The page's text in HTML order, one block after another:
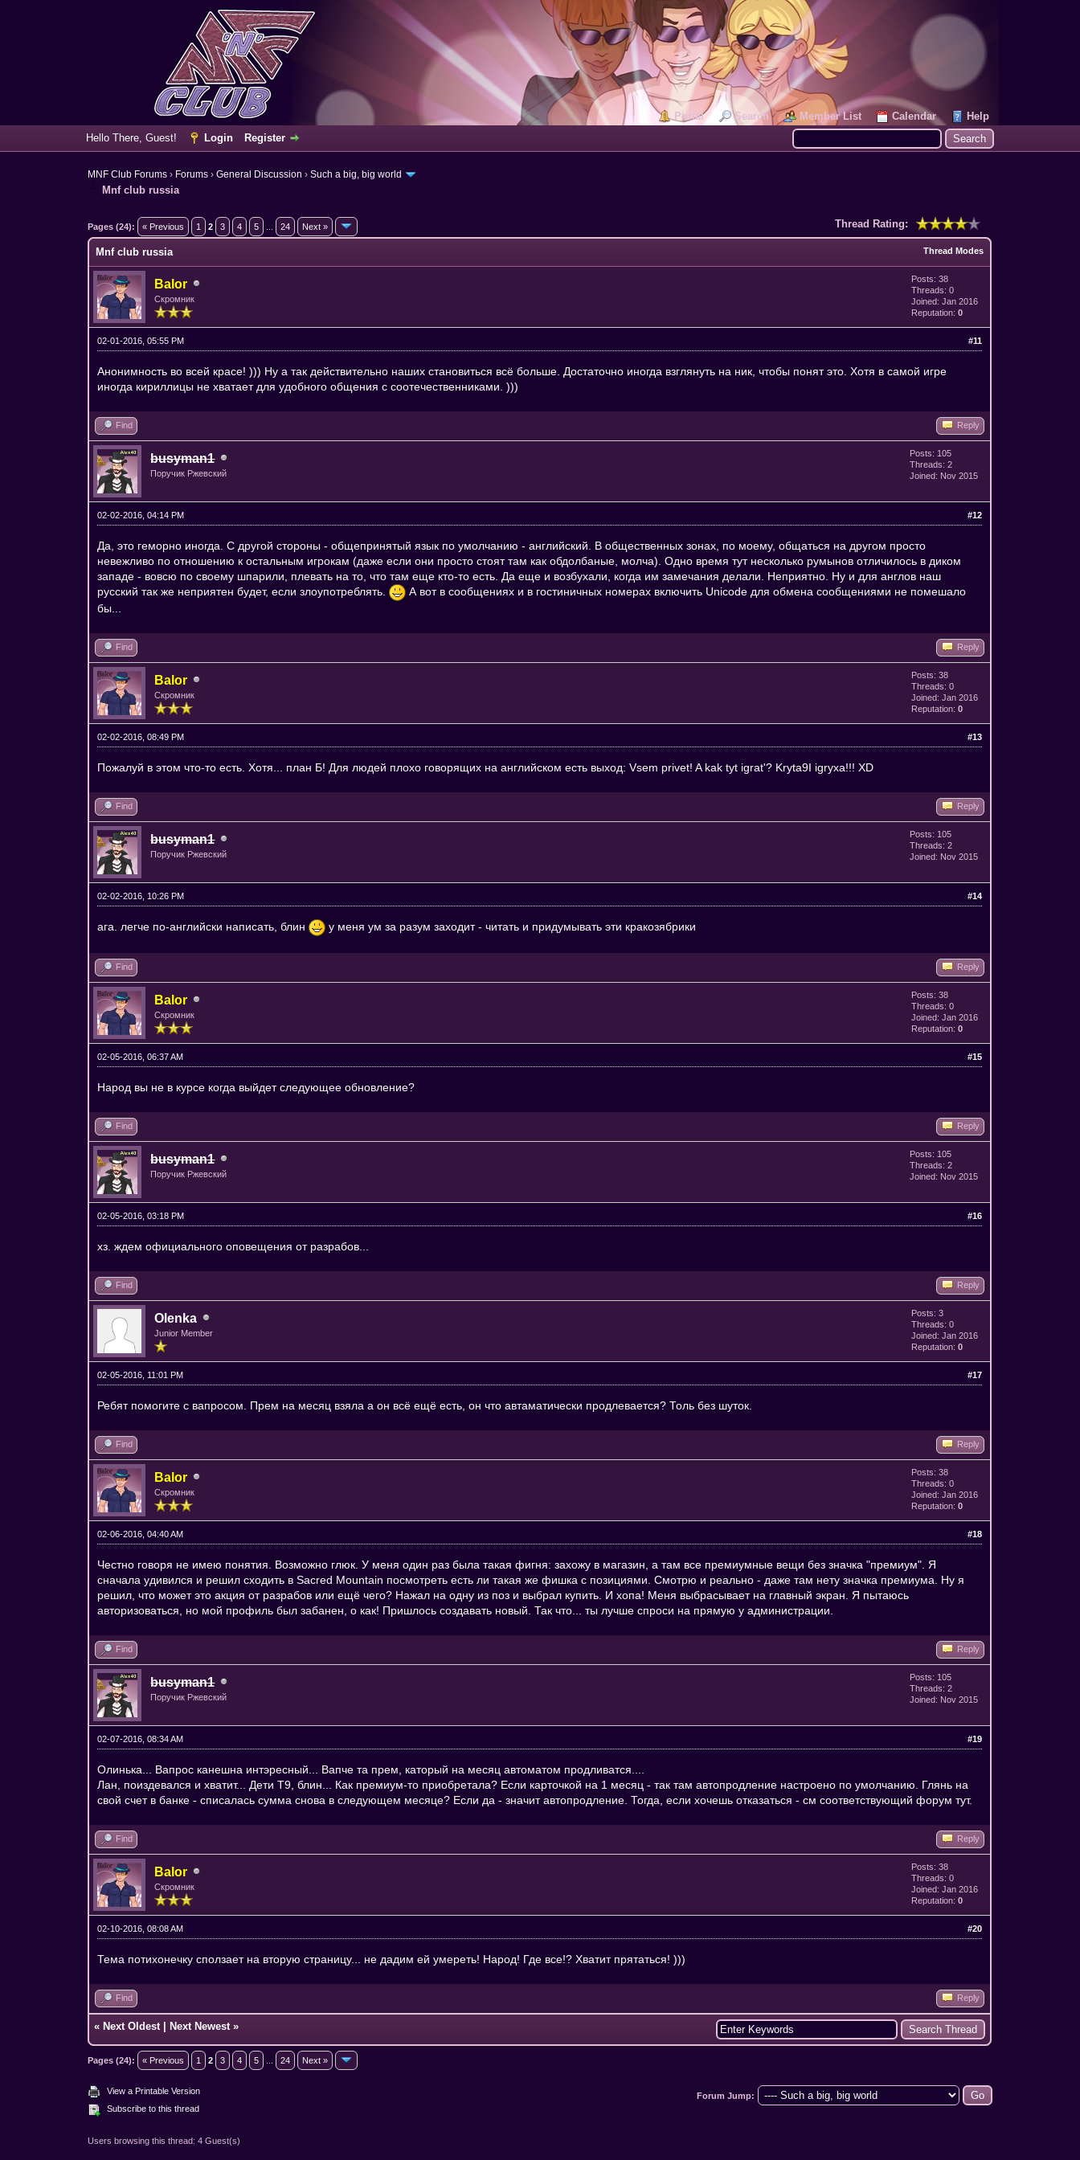
Portal Search Member List Calendar
Help
Hello There, Guest!
Login Register
MNF Club Forums › Forums ›General Discussion ›Such a big, big world
Mnf club russia
Pages (24): « Previous 1 2 3 4 5 24 Next » Thread Rating:
13 Vote(s) - 4.08 Average
1
2
3
4
5
Thread Modes
Mnf club russia
Balor
Скромник
Posts: 38
Threads: 0
Joined: Jan 2016
Reputation:0
#11
02-01-2016, 05:55 PM
Анонимность во всей красе! ))) Ну а так действительно наших становиться всё больше. Достаточно иногда взглянуть на ник, чтобы понят это. Хотя в самой игре
иногда кириллицы не хватает для удобного общения с соотечественниками. )))
Find Reply
busyman1
Поручик Ржевский
Posts: 105
Threads: 2
Joined: Nov 2015
#12
02-02-2016, 04:14 PM
Да, это геморно иногда. С другой стороны - общепринятый язык по умолчанию - английский. В общественных зонах, по моему, общаться на другом просто
невежливо по отношению к остальным игрокам (даже если они просто стоят там как обдолбаные, молча). Одно время тут несколько румынов отличилось в диком
западе - вовсю по своему шпарили, плевать на то, что там еще кто-то есть. Да еще и возбухали, когда им замечания делали. Неприятно. Ну и для англов наш
русский так же неприятен будет, если злоупотреблять.
А вот в сообщениях и в гостиничных номерах включить Unicode для обмена сообщениями не помешало
бы...
Find Reply
Balor
Скромник
Posts: 38
Threads: 0
Joined: Jan 2016
Reputation:0
#13
02-02-2016, 08:49 PM
Пожалуй в этом что-то есть. Хотя... план Б! Для людей плохо говорящих на английском есть выход: Vsem privet! A kak tyt igrat'? Kryta9I igryxa!!! XD
Find Reply
busyman1
Поручик Ржевский
Posts: 105
Threads: 2
Joined: Nov 2015
#14
02-02-2016, 10:26 PM
ага. легче по-английски написать, блин у меня ум за разум заходит - читать и придумывать эти кракозябрики
Find Reply
Balor
Скромник
Posts: 38
Threads: 0
Joined: Jan 2016
Reputation:0
#15
02-05-2016, 06:37 AM
Народ вы не в курсе когда выйдет следующее обновление?
Find Reply
busyman1
Поручик Ржевский
Posts: 105
Threads: 2
Joined: Nov 2015
#16
02-05-2016, 03:18 PM
хз. ждем официального оповещения от разрабов...
Find Reply
Olenka
Junior Member
Posts: 3
Threads: 0
Joined: Jan 2016
Reputation:0
#17
02-05-2016, 11:01 PM
Ребят помогите с вапросом. Прем на месяц взяла а он всё ещё есть, он что автаматически продлевается? Толь без шуток.
Find Reply
Balor
Скромник
Posts: 38
Threads: 0
Joined: Jan 2016
Reputation:0
#18
02-06-2016, 04:40 AM
Честно говоря не имею понятия. Возможно глюк. У меня один раз была такая фигня: захожу в магазин, а там все премиумные вещи без значка "премиум". Я
сначала удивился и решил сходить в Sacred Mountain посмотреть есть ли такая же фишка с позициями. Смотрю и реально - даже там нету значка премиума. Ну я
решил, что может это акция от разрабов или ещё чего? Нажал на одну из поз и выбрал купить. И хопа! Меня выбрасывает на главный экран. Я пытаюсь
авторизоваться, но мой профиль был забанен, о как! Пришлось создавать новый. Так что... ты лучше спроси на прямую у администрации.
Find Reply
busyman1
Поручик Ржевский
Posts: 105
Threads: 2
Joined: Nov 2015
#19
02-07-2016, 08:34 AM
Олинька... Вапрос канешна интэресный... Вапче та прем, каторый на месяц автоматом продливатся....
Лан, поиздевался и хватит... Дети Т9, блин... Как премиум-то приобретала? Если карточкой на 1 месяц - так там автопродление настроено по умолчанию. Глянь на
свой счет в банке - списалась сумма снова в следующем месяце? Если да - значит автопродление. Тогда, если хочешь отказаться - см соответствующий форум тут.
Find Reply
Balor
Скромник
Posts: 38
Threads: 0
Joined: Jan 2016
Reputation:0
#20
02-10-2016, 08:08 AM
Тема потихонечку сползает на вторую страницу... не дадим ей умереть! Народ! Где все!? Хватит прятаться! )))
Find Reply
« Next Oldest Next Newest »
Pages (24): « Previous 1 2 3 4 5 24 Next »
View a Printable Version
Subscribe to this thread
Forum Jump:
Users browsing this thread: 4 Guest(s)